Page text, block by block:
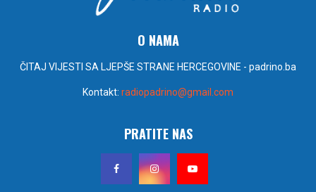
O NAMA
ČITAJ VIJESTI SA LJEPŠE STRANE HERCEGOVINE - padrino.ba
Kontakt: radiopadrino@gmail.com
PRATITE NAS